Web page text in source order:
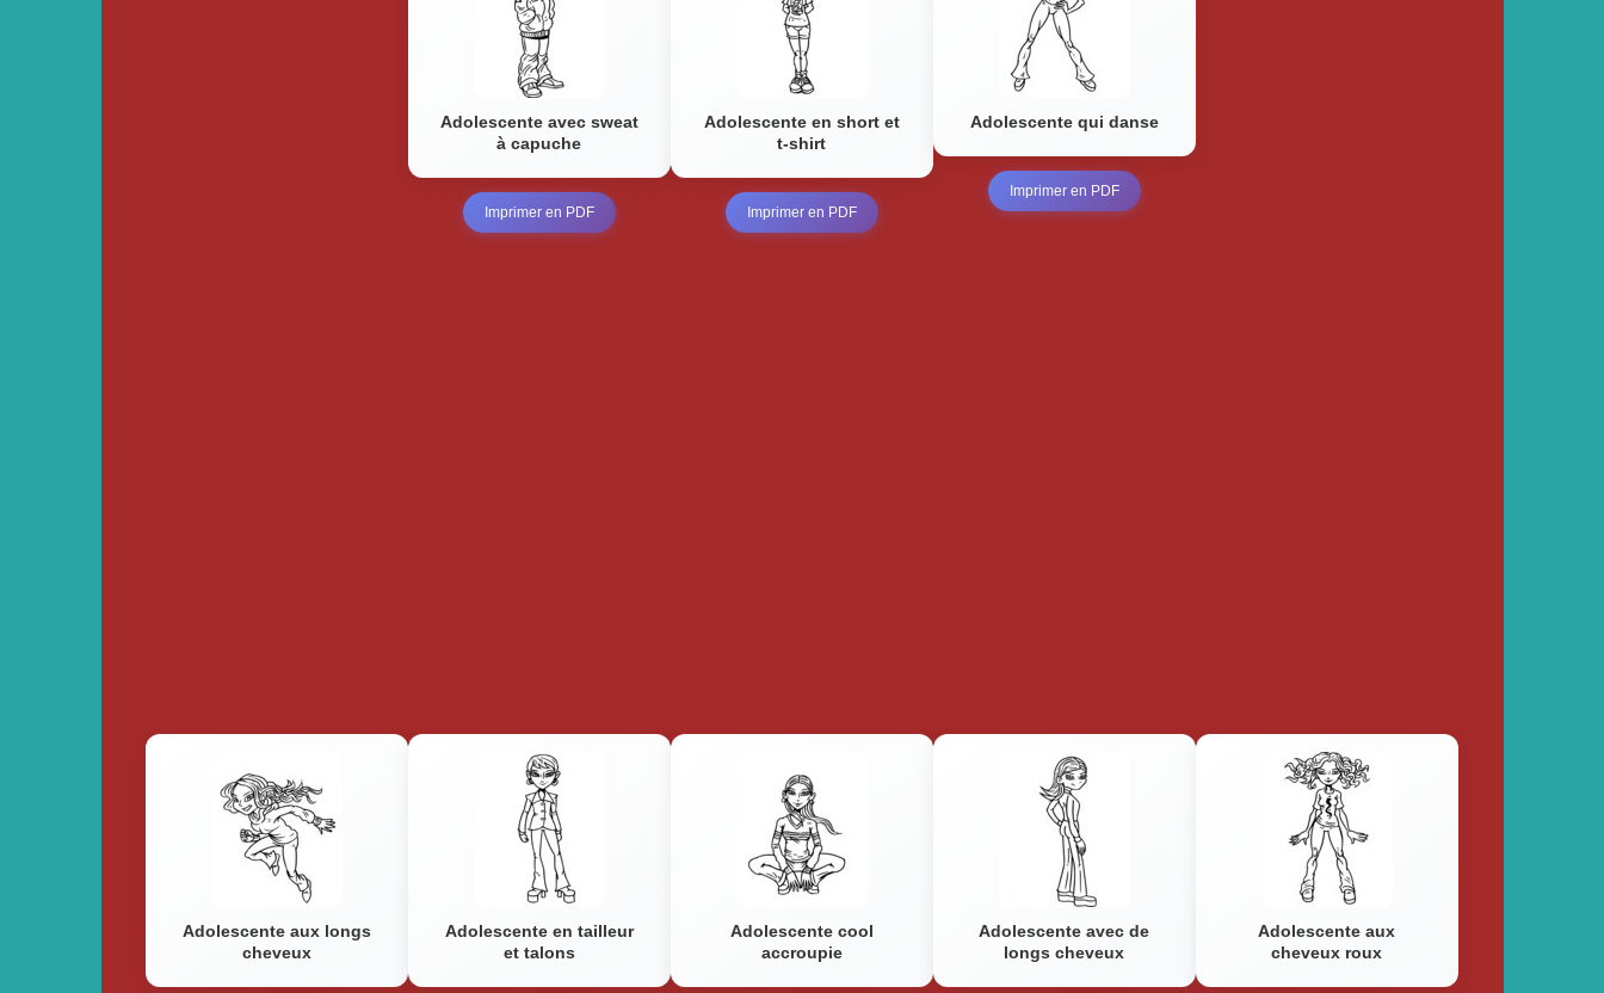
Adolescente avec sweat
à capuche
Imprimer en PDF
Adolescente en short et
t-shirt
Imprimer en PDF
Adolescente qui danse
Imprimer en PDF
Adolescente aux longs
cheveux
Adolescente en tailleur
et talons
Adolescente cool
accroupie
Adolescente avec de
longs cheveux
Adolescente aux
cheveux roux